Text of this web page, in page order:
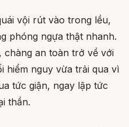
vội rút vào trong lều,
phóng ngựa thật nhanh.
chàng an toàn trở về với
hiểm nguy vừa trải qua vì
tức giận, ngay lập tức
thần.